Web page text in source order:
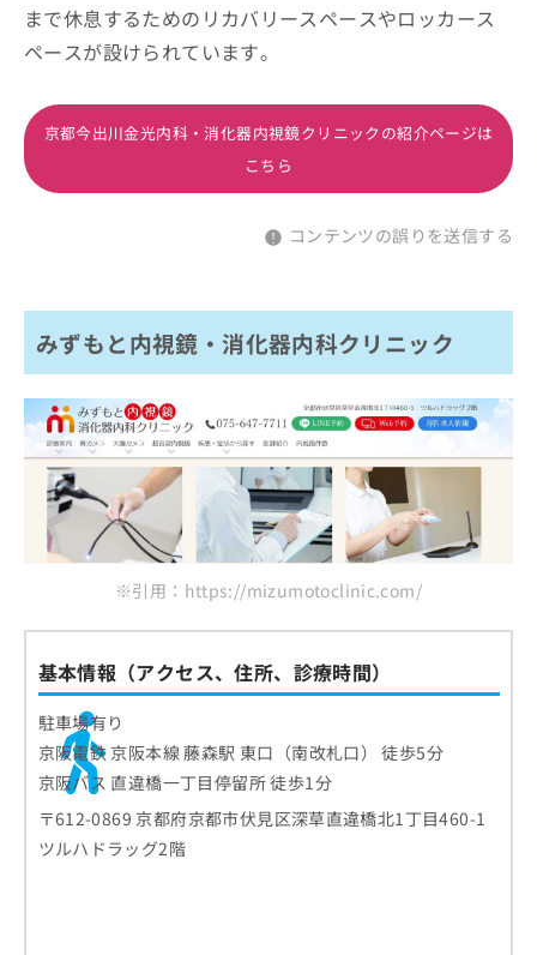
まで休息するためのリカバリースペースやロッカース
ペースが設けられています。
京都今出川金光内科・消化器内視鏡クリニックの紹介ページは
こちら
コンテンツの誤りを送信する
みずもと内視鏡・消化器内科クリニック
※引用：https://mizumotoclinic.com/
基本情報（アクセス、住所、診療時間）
駐車場有り
京阪電鉄 京阪本線 藤森駅 東口（南改札口） 徒歩5分
京阪バス 直違橋一丁目停留所 徒歩1分
〒612-0869 京都府京都市伏見区深草直違橋北1丁目460-1
ツルハドラッグ2階